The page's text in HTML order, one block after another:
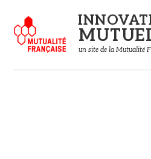
un site de la Mutualité